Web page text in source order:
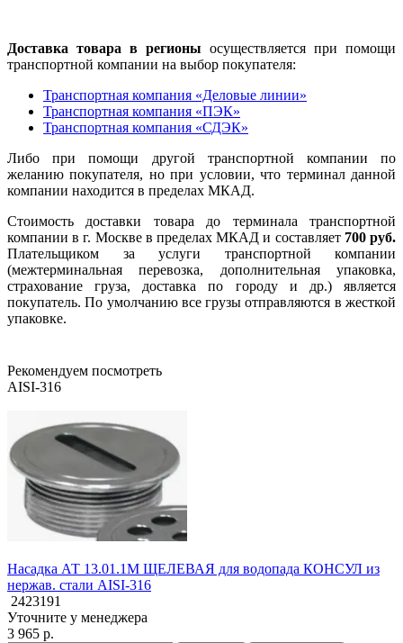
Доставка товара в регионы осуществляется при помощи
транспортной компании на выбор покупателя:
Транспортная компания «Деловые линии»
Транспортная компания «ПЭК»
Транспортная компания «СДЭК»
Либо при помощи другой транспортной компании по
желанию покупателя, но при условии, что терминал данной
компании находится в пределах МКАД.
Стоимость доставки товара до терминала транспортной
компании в г. Москве в пределах МКАД и составляет 700 руб.
Плательщиком за услуги транспортной компании
(межтерминальная перевозка, дополнительная упаковка,
страхование груза, доставка по городу и др.) является
покупатель. По умолчанию все грузы отправляются в жесткой
упаковке.
Рекомендуем посмотреть
AISI-316
Насадка АТ 13.01.1M ЩЕЛЕВАЯ для водопада КОНСУЛ из
нержав. стали AISI-316
2423191
Уточните у менеджера
3 965 р.